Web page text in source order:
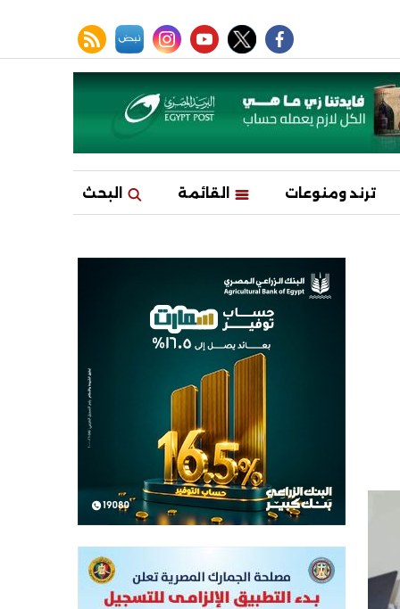
facebook
twitter
youtube
instagram
نبض rss feed
ترند ومنوعات القائمة البحث